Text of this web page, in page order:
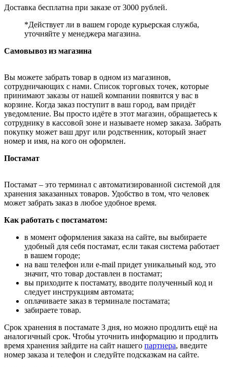
Доставка бесплатна при заказе от 3000 рублей.
*Действует ли в вашем городе курьерская служба,
уточняйте у менеджера магазина.
Самовывоз из магазина
Вы можете забрать товар в одном из магазинов,
сотрудничающих с нами. Список торговых точек, которые
принимают заказы от нашей компании появится у вас в
корзине. Когда заказ поступит в ваш город, вам придёт
уведомление. Вы просто идёте в этот магазин, обращаетесь к
сотруднику в кассовой зоне и называете номер заказа. Забрать
покупку может ваш друг или родственник, который знает
номер и имя, на кого он оформлен.
Постамат
Постамат – это терминал с автоматизированной системой для
хранения заказанных товаров. Удобство в том, что человек
может забрать заказ в любое удобное время.
Как работать с постаматом:
в момент оформления заказа на сайте, вы выбираете
удобный для себя постамат, если такая система работает
в вашем городе;
на ваш телефон или e-mail придет уникальный код, это
значит, что товар доставлен в постамат;
вы приходите к постамату, вводите полученный код и
следует инструкциям автомата;
оплачиваете заказ в терминале постамата;
забираете товар.
Срок хранения в постамате 3 дня, но можно продлить ещё на
аналогичный срок. Чтобы уточнить информацию и продлить
время хранения зайдите на сайт нашего партнера, введите
номер заказа и телефон и следуйте подсказкам на сайте.